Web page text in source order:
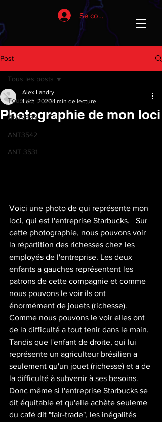
Se connecter
Post
Tous les posts
ANT6933
ANT3542
ANT 3531
Tous les posts
Photographie de mon loci
Alex Landry
1 oct. 2020 1 min de lecture
Voici une photo de qui représente mon
loci, qui est l'entreprise Starbucks.   Sur
cette photographie, nous pouvons voir
la répartition des richesses chez les
employés de l'entreprise. Les deux
enfants a gauches représentent les
patrons de cette compagnie et comme
nous pouvons le voir ils ont
énormément de jouets (richesse).
Comme nous pouvons le voir elles ont
de la difficulté a tout tenir dans le main.
Tandis que l'enfant de droite, qui lui
représente un agriculteur brésilien a
seulement qu'un jouet (richesse) et a de
la difficulté à subvenir à ses besoins.
Donc même si l'entreprise Starbucks se
dit équitable et qu'elle achète seuleme
du café dit "fair-trade", les inégalités